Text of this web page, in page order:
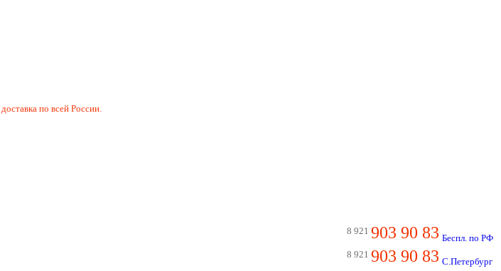
доставка по всей России.
8 921 903 90 83 Беспл. по РФ
8 921 903 90 83 С.Петербург